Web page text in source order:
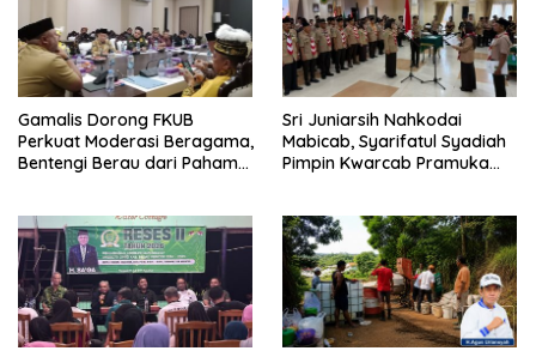
Gamalis Dorong FKUB
Perkuat Moderasi Beragama,
Bentengi Berau dari Paham
Sri Juniarsih Nahkodai
Mabicab, Syarifatul Syadiah
Pimpin Kwarcab Pramuka